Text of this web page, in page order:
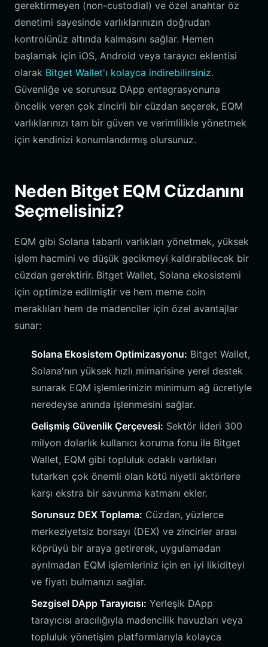
gerektirmeyen (non-custodial) ve özel anahtar öz
denetimi sayesinde varlıklarınızın doğrudan
kontrolünüz altında kalmasını sağlar. Hemen
başlamak için iOS, Android veya tarayıcı eklentisi
olarak Bitget Wallet'ı kolayca indirebilirsiniz.
Güvenliğe ve sorunsuz DApp entegrasyonuna
öncelik veren çok zincirli bir cüzdan seçerek, EQM
varlıklarınızı tam bir güven ve verimlilikle yönetmek
için kendinizi konumlandırmış olursunuz.
Neden Bitget EQM Cüzdanını
Seçmelisiniz?
EQM gibi Solana tabanlı varlıkları yönetmek, yüksek
işlem hacmini ve düşük gecikmeyi kaldırabilecek bir
cüzdan gerektirir. Bitget Wallet, Solana ekosistemi
için optimize edilmiştir ve hem meme coin
meraklıları hem de madenciler için özel avantajlar
sunar:
Solana Ekosistem Optimizasyonu: Bitget Wallet,
Solana'nın yüksek hızlı mimarisine yerel destek
sunarak EQM işlemlerinizin minimum ağ ücretiyle
neredeyse anında işlenmesini sağlar.
Gelişmiş Güvenlik Çerçevesi: Sektör lideri 300
milyon dolarlık kullanıcı koruma fonu ile Bitget
Wallet, EQM gibi topluluk odaklı varlıkları
tutarken çok önemli olan kötü niyetli aktörlere
karşı ekstra bir savunma katmanı ekler.
Sorunsuz DEX Toplama: Cüzdan, yüzlerce
merkeziyetsiz borsayı (DEX) ve zincirler arası
köprüyü bir araya getirerek, uygulamadan
ayrılmadan EQM işlemleriniz için en iyi likiditeyi
ve fiyatı bulmanızı sağlar.
Sezgisel DApp Tarayıcısı: Yerleşik DApp
tarayıcısı aracılığıyla madencilik havuzları veya
topluluk yönetişim platformlarıyla kolayca